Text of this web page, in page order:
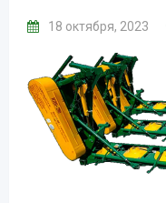
18 октября, 2023